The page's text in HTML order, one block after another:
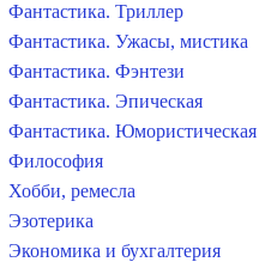
Фантастика. Триллер
Фантастика. Ужасы, мистика
Фантастика. Фэнтези
Фантастика. Эпическая
Фантастика. Юмористическая
Философия
Хобби, ремесла
Эзотерика
Экономика и бухгалтерия